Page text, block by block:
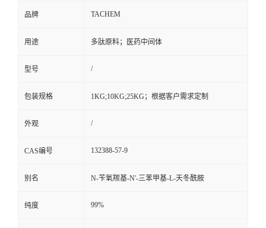
品牌 TACHEM
用途 多肽原料；医药中间体
型号 /
包装规格 1KG;10KG;25KG；根据客户需求定制
外观 /
CAS编号 132388-57-9
别名 N-苄氧羰基-N'-三苯甲基-L-天冬酰胺
纯度 99%